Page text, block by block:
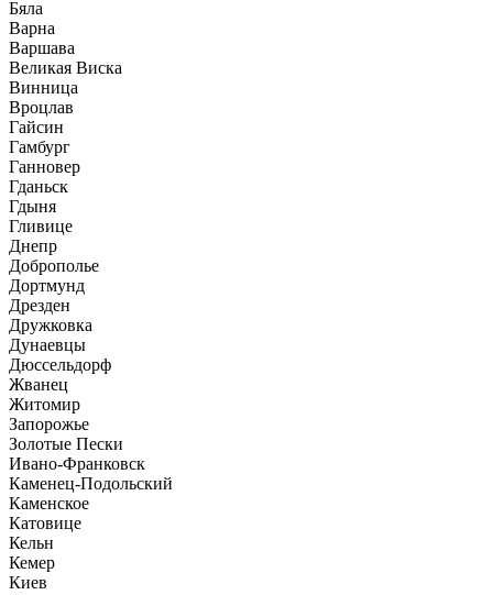
Бяла
Варна
Варшава
Великая Виска
Винница
Вроцлав
Гайсин
Гамбург
Ганновер
Гданьск
Гдыня
Гливице
Днепр
Доброполье
Дортмунд
Дрезден
Дружковка
Дунаевцы
Дюссельдорф
Жванец
Житомир
Запорожье
Золотые Пески
Ивано-Франковск
Каменец-Подольский
Каменское
Катовице
Кельн
Кемер
Киев